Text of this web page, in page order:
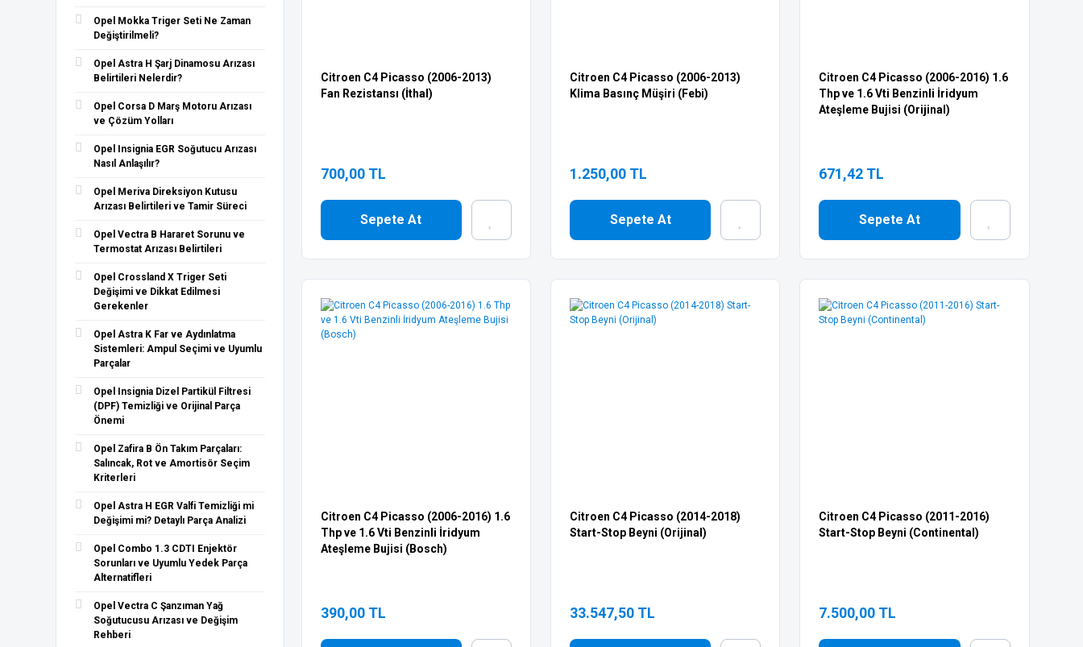
Opel Mokka Triger Seti Ne Zaman
Değiştirilmeli?
Opel Astra H Şarj Dinamosu Arızası
Belirtileri Nelerdir?
Opel Corsa D Marş Motoru Arızası
ve Çözüm Yolları
Opel Insignia EGR Soğutucu Arızası
Nasıl Anlaşılır?
Opel Meriva Direksiyon Kutusu
Arızası Belirtileri ve Tamir Süreci
Opel Vectra B Hararet Sorunu ve
Termostat Arızası Belirtileri
Opel Crossland X Triger Seti
Değişimi ve Dikkat Edilmesi
Gerekenler
Opel Astra K Far ve Aydınlatma
Sistemleri: Ampul Seçimi ve Uyumlu
Parçalar
Opel Insignia Dizel Partikül Filtresi
(DPF) Temizliği ve Orijinal Parça
Önemi
Opel Zafira B Ön Takım Parçaları:
Salıncak, Rot ve Amortisör Seçim
Kriterleri
Opel Astra H EGR Valfi Temizliği mi
Değişimi mi? Detaylı Parça Analizi
Opel Combo 1.3 CDTI Enjektör
Sorunları ve Uyumlu Yedek Parça
Alternatifleri
Opel Vectra C Şanzıman Yağ
Soğutucusu Arızası ve Değişim
Rehberi
Citroen C4 Picasso (2006-2013)
Fan Rezistansı (İthal)
700,00 TL
Sepete At
Citroen C4 Picasso (2006-2013)
Klima Basınç Müşiri (Febi)
1.250,00 TL
Sepete At
Citroen C4 Picasso (2006-2016) 1.6
Thp ve 1.6 Vti Benzinli İridyum
Ateşleme Bujisi (Orijinal)
671,42 TL
Sepete At
Citroen C4 Picasso (2006-2016) 1.6
Thp ve 1.6 Vti Benzinli İridyum
Ateşleme Bujisi (Bosch)
390,00 TL
Citroen C4 Picasso (2014-2018)
Start-Stop Beyni (Orijinal)
33.547,50 TL
Citroen C4 Picasso (2011-2016)
Start-Stop Beyni (Continental)
7.500,00 TL